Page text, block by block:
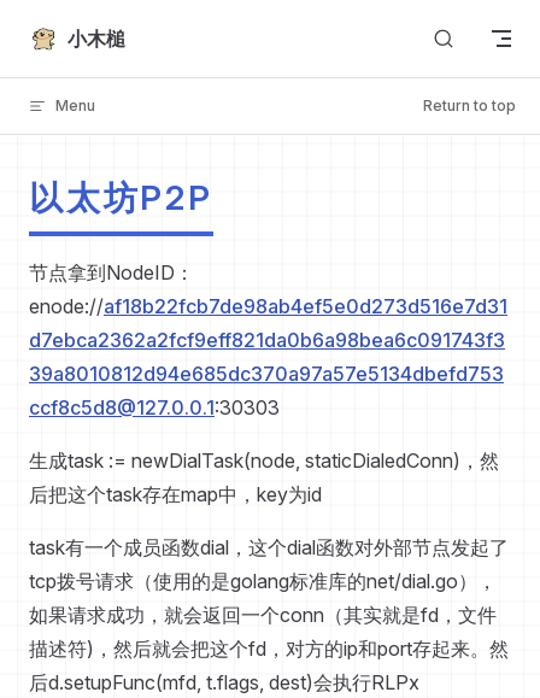
Skip to content
小木槌
Menu Return to top
以太坊P2P
节点拿到NodeID：
enode://af18b22fcb7de98ab4ef5e0d273d516e7d31
d7ebca2362a2fcf9eff821da0b6a98bea6c091743f3
39a8010812d94e685dc370a97a57e5134dbefd753
ccf8c5d8@127.0.0.1:30303
生成task := newDialTask(node, staticDialedConn)，然
后把这个task存在map中，key为id
task有一个成员函数dial，这个dial函数对外部节点发起了
tcp拨号请求（使用的是golang标准库的net/dial.go），
如果请求成功，就会返回一个conn（其实就是fd，文件
描述符)，然后就会把这个fd，对方的ip和port存起来。然
后d.setupFunc(mfd, t.flags, dest)会执行RLPx